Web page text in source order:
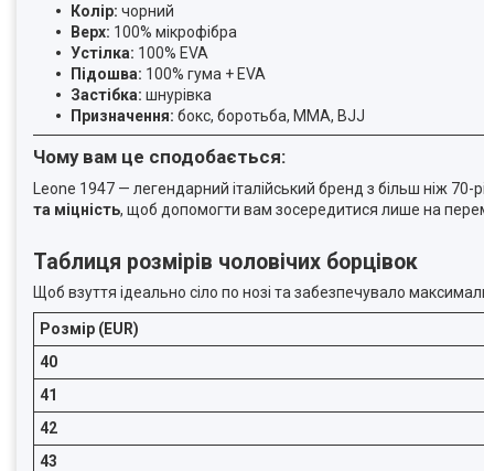
Колір: чорний
Верх: 100% мікрофібра
Устілка: 100% EVA
Підошва: 100% гума + EVA
Застібка: шнурівка
Призначення: бокс, боротьба, MMA, BJJ
Чому вам це сподобається:
Leone 1947 — легендарний італійський бренд з більш ніж
та міцність, щоб допомогти вам зосередитися лише на
Таблиця розмірів чоловічих борцівок
Щоб взуття ідеально сіло по нозі та забезпечувало
Розмір (EUR)
40
41
42
43